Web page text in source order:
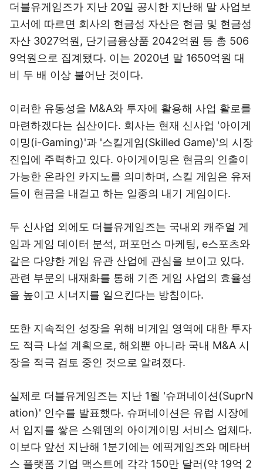
더블유게임즈가 지난 20일 공시한 지난해 말 사업보
고서에 따르면 회사의 현금성 자산은 현금 및 현금성
자산 3027억원, 단기금융상품 2042억원 등 총 506
9억원으로 집계됐다. 이는 2020년 말 1650억원 대
비 두 배 이상 불어난 것이다.
이러한 유동성을 M&A와 투자에 활용해 사업 활로를
마련하겠다는 심산이다. 회사는 현재 신사업 '아이게
이밍(i-Gaming)'과 '스킬게임(Skilled Game)'의 시장
진입에 주력하고 있다. 아이게이밍은 현금의 인출이
가능한 온라인 카지노를 의미하며, 스킬 게임은 유저
들이 현금을 내걸고 하는 일종의 내기 게임이다.
두 신사업 외에도 더블유게임즈는 국내외 캐주얼 게
임과 게임 데이터 분석, 퍼포먼스 마케팅, e스포츠와
같은 다양한 게임 유관 산업에 관심을 보이고 있다.
관련 부문의 내재화를 통해 기존 게임 사업의 효율성
을 높이고 시너지를 일으킨다는 방침이다.
또한 지속적인 성장을 위해 비게임 영역에 대한 투자
도 적극 나설 계획으로, 해외뿐 아니라 국내 M&A 시
장을 적극 검토 중인 것으로 알려졌다.
실제로 더블유게임즈는 지난 1월 '슈퍼네이션(SuprN
ation)' 인수를 발표했다. 슈퍼네이션은 유럽 시장에
서 입지를 쌓은 스웨덴의 아이게이밍 서비스 업체다.
이보다 앞선 지난해 1분기에는 에픽게임즈와 메타버
스 플랫폼 기업 맥스트에 각각 150만 달러(약 19억 2